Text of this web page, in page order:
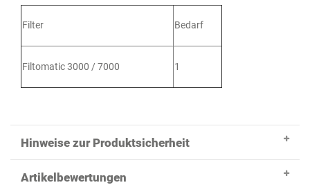
Filter Bedarf
Filtomatic 3000 / 7000 1
Hinweise zur Produktsicherheit
Artikelbewertungen